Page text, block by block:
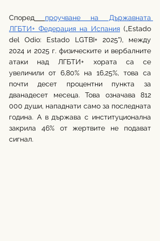
Според
проучване на Държавната
ЛГБТИ+ Федерация на Испания („Estado
del Odio: Estado LGTBI+ 2025"), между
2024 и 2025 г. физическите и вербалните
атаки над ЛГБТИ+ хората са се
увеличили от 6,80% на 16,25%, това са
почти десет процентни пункта за
дванадесет месеца. Това означава 812
000 души, нападнати само за последната
година. А в държава с институционална
закрила 46% от жертвите не подават
сигнал.